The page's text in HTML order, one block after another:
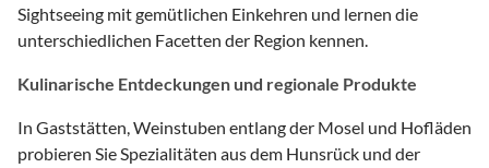
Sightseeing mit gemütlichen Einkehren und lernen die
unterschiedlichen Facetten der Region kennen.
Kulinarische Entdeckungen und regionale Produkte
In Gaststätten, Weinstuben entlang der Mosel und Hofläden
probieren Sie Spezialitäten aus dem Hunsrück und der